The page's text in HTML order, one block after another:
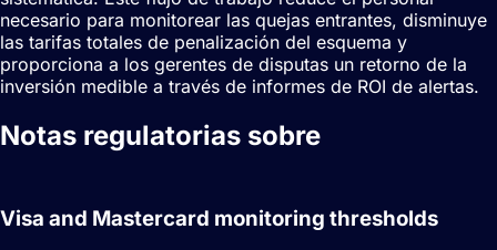
necesario para monitorear las quejas entrantes, disminuye
las tarifas totales de penalización del esquema y
proporciona a los gerentes de disputas un retorno de la
inversión medible a través de informes de ROI de alertas.
Notas regulatorias sobre
Visa and Mastercard monitoring thresholds